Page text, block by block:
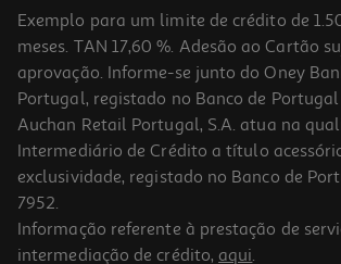
Exemplo para um limite de crédito de
meses. TAN 17,60 %. Adesão ao Cartão
aprovação. Informe-se junto do Oney
Portugal, registado no Banco de Portugal
Auchan Retail Portugal, S.A. atua na
Intermediário de Crédito a título
exclusividade, registado no Banco de
7952.
Informação referente à prestação de
intermediação de crédito, aqui.